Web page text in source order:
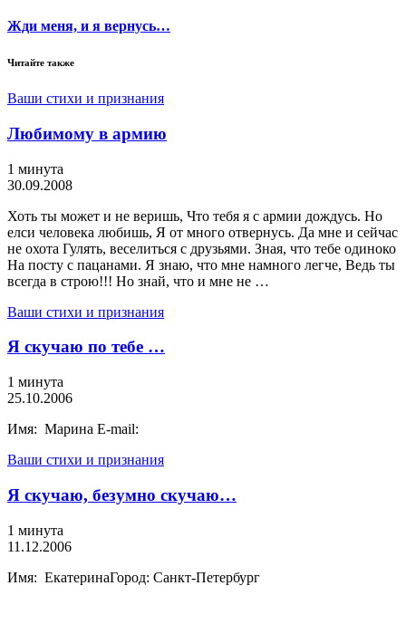
Жди меня, и я вернусь…
Читайте также
Ваши стихи и признания
Любимому в армию
1 минута
30.09.2008
Хоть ты может и не веришь, Что тебя я с армии дождусь. Но
елси человека любишь, Я от много отвернусь. Да мне и сейчас
не охота Гулять, веселиться с друзьями. Зная, что тебе одиноко
На посту с пацанами. Я знаю, что мне намного легче, Ведь ты
всегда в строю!!! Но знай, что и мне не …
Ваши стихи и признания
Я скучаю по тебе …
1 минута
25.10.2006
Имя: Марина E-mail:
Ваши стихи и признания
Я скучаю, безумно скучаю…
1 минута
11.12.2006
Имя: ЕкатеринаГород: Санкт-Петербург